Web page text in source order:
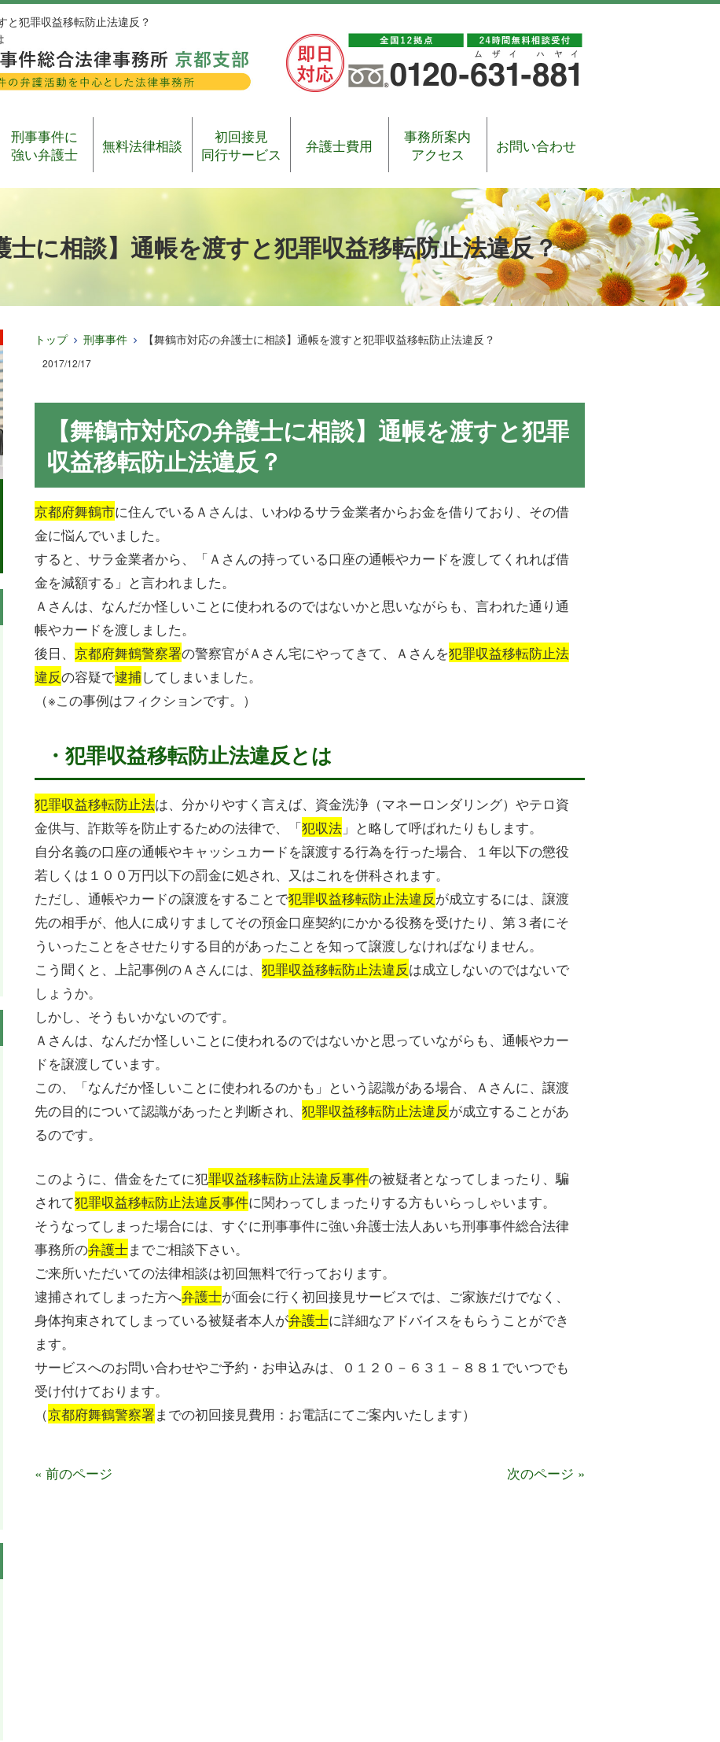
と犯罪収益移転防止法違反？
刑事事件に
強い弁護士
無料法律相談
初回接見
同行サービス
弁護士費用
事務所案内
アクセス
お問い合わせ
士に相談】通帳を渡すと犯罪収益移転防止法違反？
トップ 刑事事件 【舞鶴市対応の弁護士に相談】通帳を渡すと犯罪収益移転防止法違反？
2017/12/17
【舞鶴市対応の弁護士に相談】通帳を渡すと犯罪
収益移転防止法違反？
京都府舞鶴市に住んでいるＡさんは、いわゆるサラ金業者からお金を借りており、その借
金に悩んでいました。
すると、サラ金業者から、「Ａさんの持っている口座の通帳やカードを渡してくれれば借
金を減額する」と言われました。
Ａさんは、なんだか怪しいことに使われるのではないかと思いながらも、言われた通り通
帳やカードを渡しました。
後日、 京都府舞鶴警察署の警察官がＡさん宅にやってきて、Ａさんを犯罪収益移転防止法
違反の容疑で逮捕してしまいました。
（※この事例はフィクションです。）
・犯罪収益移転防止法違反とは
犯罪収益移転防止法は、分かりやすく言えば、資金洗浄（マネーロンダリング）やテロ資
金供与、詐欺等を防止するための法律で、「犯収法 」と略して呼ばれたりもします。
自分名義の口座の通帳やキャッシュカードを譲渡する行為を行った場合、１年以下の懲役
若しくは１００万円以下の罰金に処され、又はこれを併科されます。
ただし、通帳やカードの譲渡をすることで犯罪収益移転防止法違反が成立するには、譲渡
先の相手が、他人に成りすましてその預金口座契約にかかる役務を受けたり、第３者にそ
ういったことをさせたりする目的があったことを知って譲渡しなければなりません。
こう聞くと、上記事例のＡさんには、 犯罪収益移転防止法違反は成立しないのではないで
しょうか。
しかし、そうもいかないのです。
Ａさんは、なんだか怪しいことに使われるのではないかと思っていながらも、通帳やカー
ドを譲渡しています。
この、「なんだか怪しいことに使われるのかも」という認識がある場合、Ａさんに、譲渡
先の目的について認識があったと判断され、 犯罪収益移転防止法違反が成立することがあ
るのです。
このように、借金をたてに犯罪収益移転防止法違反事件の被疑者となってしまったり、騙
されて犯罪収益移転防止法違反事件に関わってしまったりする方もいらっしゃいます。
そうなってしまった場合には、すぐに刑事事件に強い弁護士法人あいち刑事事件総合法律
事務所の弁護士までご相談下さい。
ご来所いただいての法律相談は初回無料で行っております。
逮捕されてしまった方へ弁護士が面会に行く初回接見サービスでは、ご家族だけでなく、
身体拘束されてしまっている被疑者本人が弁護士に詳細なアドバイスをもらうことができ
ます。
サービスへのお問い合わせやご予約・お申込みは、０１２０－６３１－８８１でいつでも
受け付けております。
（京都府舞鶴警察署までの初回接見費用：お電話にてご案内いたします）
« 前のページ 次のページ »